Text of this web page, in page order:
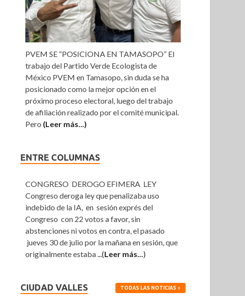
PVEM SE “POSICIONA EN TAMASOPO” El
trabajo del Partido Verde Ecologista de
México PVEM en Tamasopo, sin duda se ha
posicionado como la mejor opción en el
próximo proceso electoral, luego del trabajo
de afiliación realizado por el comité municipal.
Pero (Leer más...)
ENTRE COLUMNAS
CONGRESO DEROGO EFIMERA LEY
Congreso deroga ley que penalizaba uso
indebido de la IA, en sesión exprés del
Congreso con 22 votos a favor, sin
abstenciones ni votos en contra, el pasado
jueves 30 de julio por la mañana en sesión, que
originalmente estaba...(Leer más...)
CIUDAD VALLES TODAS LAS NOTICIAS